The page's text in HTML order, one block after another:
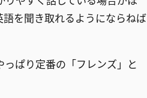
を聞き取れるようにならねば
ぱり定番の「フレンズ」と